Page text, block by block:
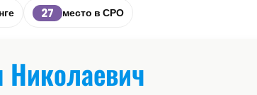
27 место в СРО